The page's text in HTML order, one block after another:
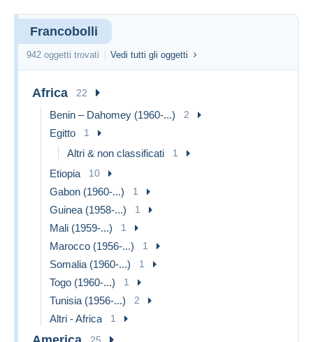
Francobolli
942 oggetti trovati Vedi tutti gli oggetti
Africa 22
Benin – Dahomey (1960-...) 2
Egitto 1
Altri & non classificati 1
Etiopia 10
Gabon (1960-...) 1
Guinea (1958-...) 1
Mali (1959-...) 1
Marocco (1956-...) 1
Somalia (1960-...) 1
Togo (1960-...) 1
Tunisia (1956-...) 2
Altri - Africa 1